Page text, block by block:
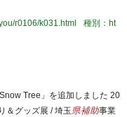
r0106/k031.html
種別：ht
Tree」を追加しました 20
＆グッズ展 / 埼玉県補助事業